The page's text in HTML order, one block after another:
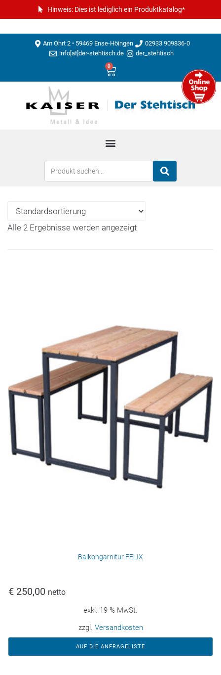
Hinweis: Dies ist lediglich ein Produktkatalog*
Am Ohrt 2 • 59469 Ense-Höingen
02933 909836-0
info[at]der-stehtisch.de
der_stehtisch
0
Alle 2 Ergebnisse werden angezeigt
Balkongarnitur FELIX
€ 250,00 netto
exkl. 19 % MwSt.
zzgl. Versandkosten
AUF DIE ANFRAGELISTE